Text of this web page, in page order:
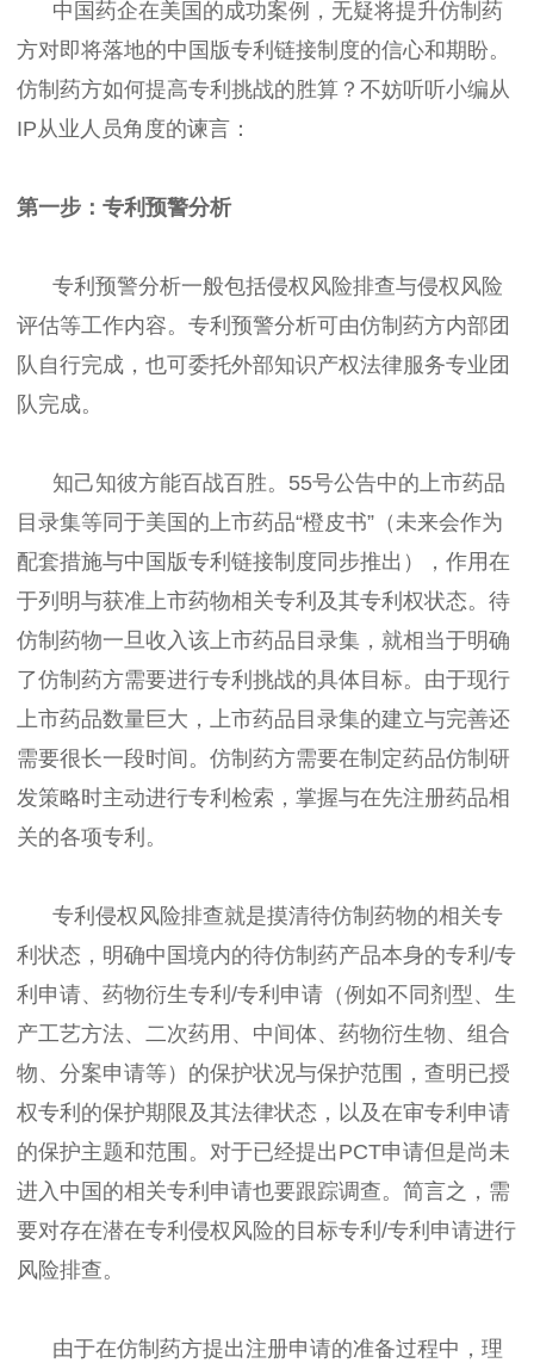
中国药企在美国的成功案例，无疑将提升仿制药
方对即将落地的中国版专利链接制度的信心和期盼。
仿制药方如何提高专利挑战的胜算？不妨听听小编从
IP从业人员角度的谏言：
第一步：专利预警分析
专利预警分析一般包括侵权风险排查与侵权风险
评估等工作内容。专利预警分析可由仿制药方内部团
队自行完成，也可委托外部知识产权法律服务专业团
队完成。
知己知彼方能百战百胜。55号公告中的上市药品
目录集等同于美国的上市药品“橙皮书”（未来会作为
配套措施与中国版专利链接制度同步推出），作用在
于列明与获准上市药物相关专利及其专利权状态。待
仿制药物一旦收入该上市药品目录集，就相当于明确
了仿制药方需要进行专利挑战的具体目标。由于现行
上市药品数量巨大，上市药品目录集的建立与完善还
需要很长一段时间。仿制药方需要在制定药品仿制研
发策略时主动进行专利检索，掌握与在先注册药品相
关的各项专利。
专利侵权风险排查就是摸清待仿制药物的相关专
利状态，明确中国境内的待仿制药产品本身的专利/专
利申请、药物衍生专利/专利申请（例如不同剂型、生
产工艺方法、二次药用、中间体、药物衍生物、组合
物、分案申请等）的保护状况与保护范围，查明已授
权专利的保护期限及其法律状态，以及在审专利申请
的保护主题和范围。对于已经提出PCT申请但是尚未
进入中国的相关专利申请也要跟踪调查。简言之，需
要对存在潜在专利侵权风险的目标专利/专利申请进行
风险排查。
由于在仿制药方提出注册申请的准备过程中，理